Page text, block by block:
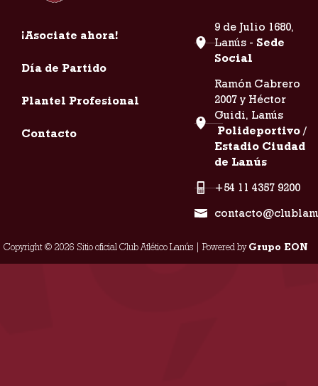
¡Asociate ahora!
Día de Partido
Plantel Profesional
Contacto
9 de Julio 1680,
Lanús - Sede
Social
Ramón Cabrero
2007 y Héctor
Guidi, Lanús
Polideportivo /
Estadio Ciudad
de Lanús
+54 11 4357 9200
Copyright © 2026 Sitio oficial Club Atlético Lanús | Powered byGrupo EON